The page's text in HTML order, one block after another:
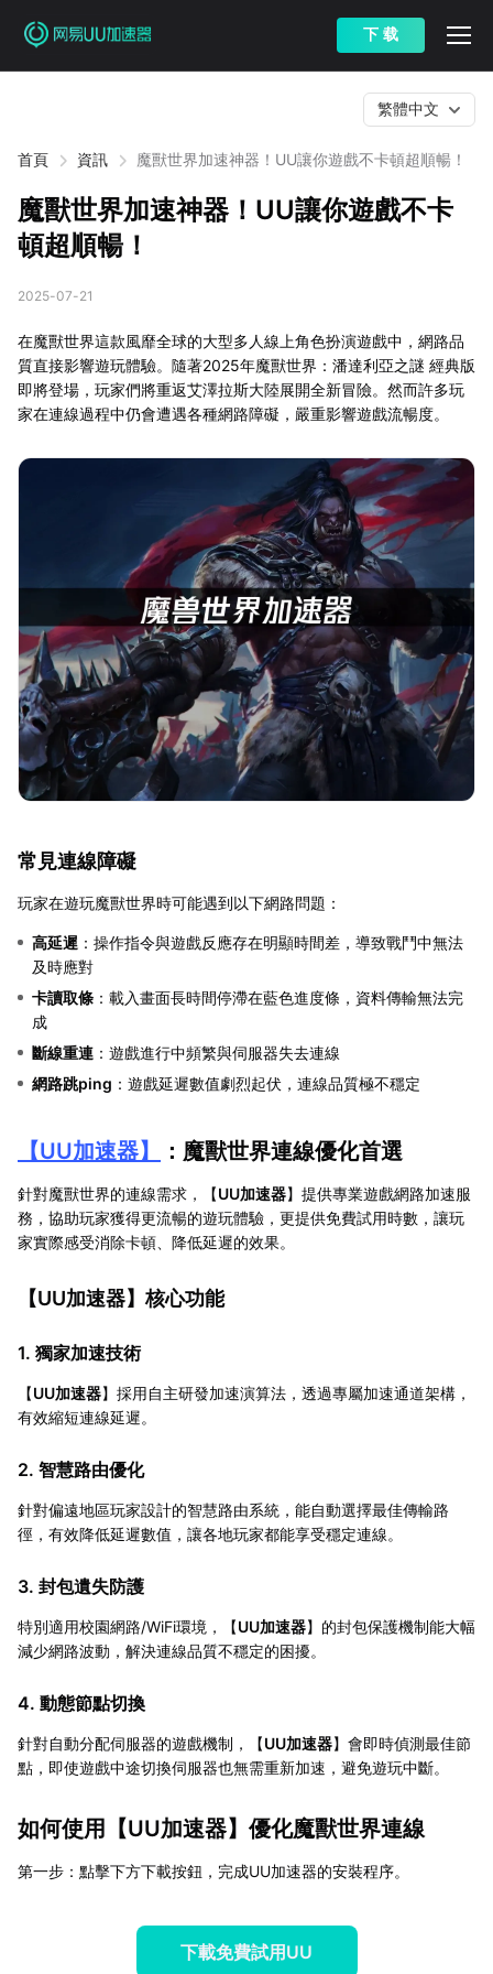
下 载
首頁 資訊 魔獸世界加速神器！UU讓你遊戲不卡頓超順暢！
繁體中文
魔獸世界加速神器！UU讓你遊戲不卡
頓超順暢！
2025-07-21
在魔獸世界這款風靡全球的大型多人線上角色扮演遊戲中，網路品
質直接影響遊玩體驗。隨著2025年魔獸世界：潘達利亞之謎 經典版
即將登場，玩家們將重返艾澤拉斯大陸展開全新冒險。然而許多玩
家在連線過程中仍會遭遇各種網路障礙，嚴重影響遊戲流暢度。
常見連線障礙
玩家在遊玩魔獸世界時可能遇到以下網路問題：
高延遲 ：操作指令與遊戲反應存在明顯時間差，導致戰鬥中無法
及時應對
卡讀取條 ：載入畫面長時間停滯在藍色進度條，資料傳輸無法完
成
斷線重連 ：遊戲進行中頻繁與伺服器失去連線
網路跳ping ：遊戲延遲數值劇烈起伏，連線品質極不穩定
【UU加速器】 ：魔獸世界連線優化首選
針對魔獸世界的連線需求，【UU加速器】提供專業遊戲網路加速服
務，協助玩家獲得更流暢的遊玩體驗，更提供免費試用時數，讓玩
家實際感受消除卡頓、降低延遲的效果。
【UU加速器】核心功能
1. 獨家加速技術
【UU加速器】採用自主研發加速演算法，透過專屬加速通道架構，
有效縮短連線延遲。
2. 智慧路由優化
針對偏遠地區玩家設計的智慧路由系統，能自動選擇最佳傳輸路
徑，有效降低延遲數值，讓各地玩家都能享受穩定連線。
3. 封包遺失防護
特別適用校園網路/WiFi環境，【UU加速器】的封包保護機制能大幅
減少網路波動，解決連線品質不穩定的困擾。
4. 動態節點切換
針對自動分配伺服器的遊戲機制，【UU加速器】會即時偵測最佳節
點，即使遊戲中途切換伺服器也無需重新加速，避免遊玩中斷。
如何使用【UU加速器】優化魔獸世界連線
第一步：點擊下方下載按鈕，完成UU加速器的安裝程序。
下載免費試用UU